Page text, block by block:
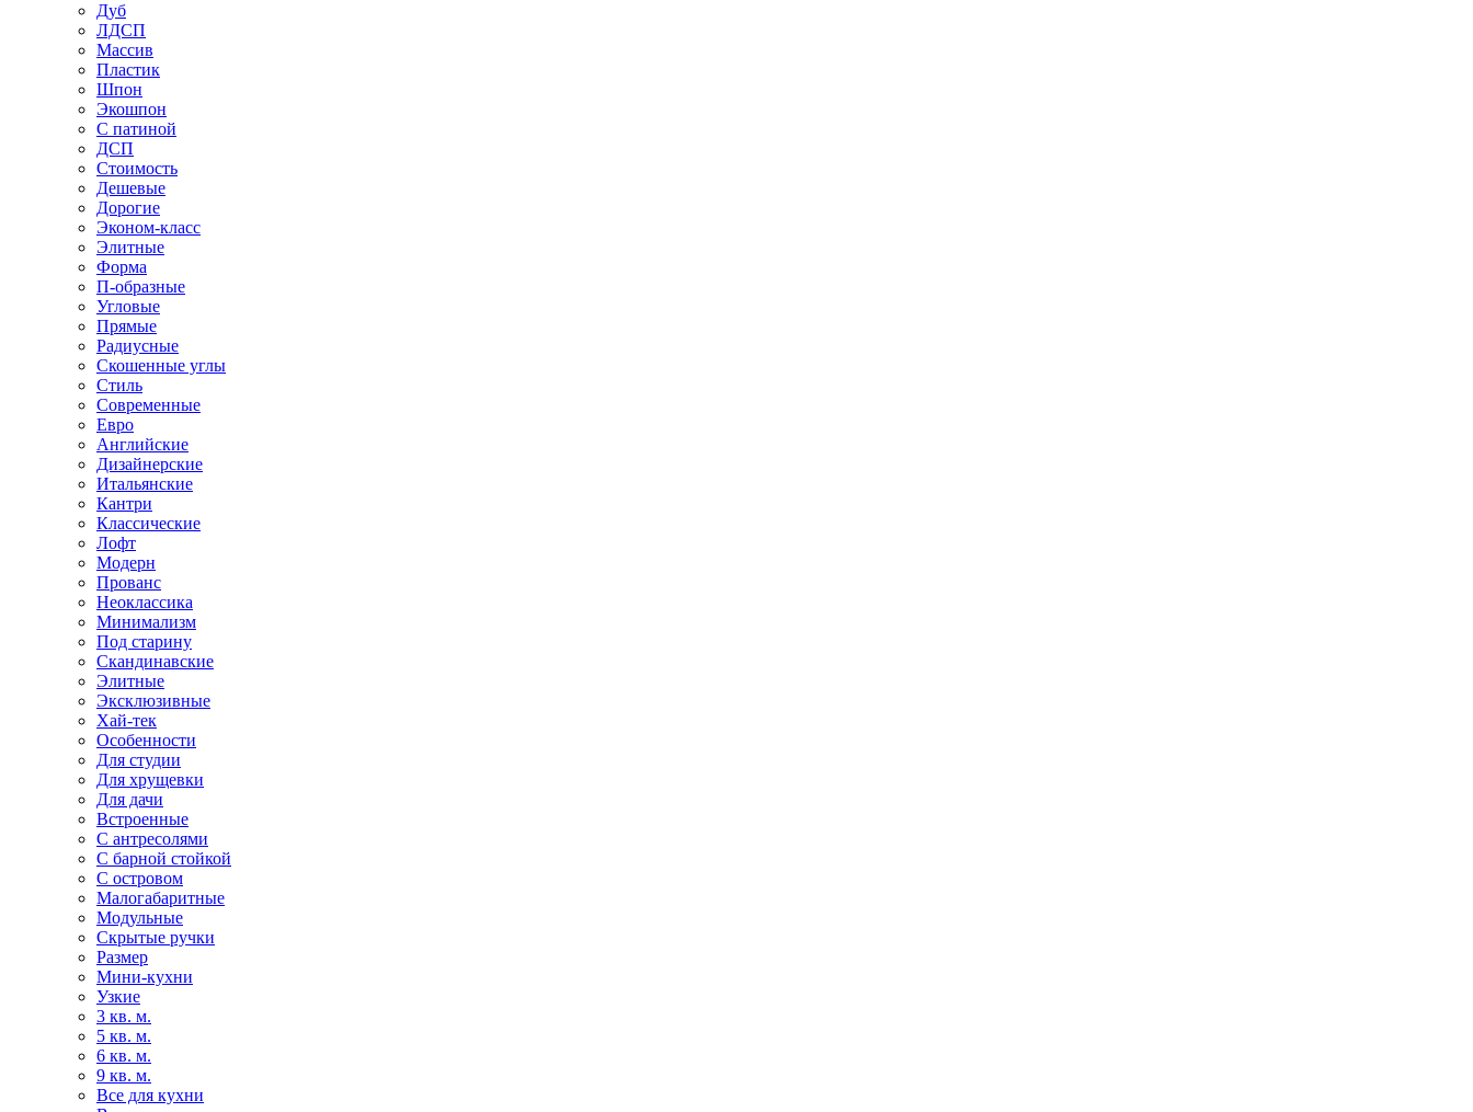
Дуб
ЛДСП
Массив
Пластик
Шпон
Экошпон
С патиной
ДСП
Стоимость
Дешевые
Дорогие
Эконом-класс
Элитные
Форма
П-образные
Угловые
Прямые
Радиусные
Скошенные углы
Стиль
Современные
Евро
Английские
Дизайнерские
Итальянские
Кантри
Классические
Лофт
Модерн
Прованс
Неоклассика
Минимализм
Под старину
Скандинавские
Элитные
Эксклюзивные
Хай-тек
Особенности
Для студии
Для хрущевки
Для дачи
Встроенные
С антресолями
С барной стойкой
С островом
Малогабаритные
Модульные
Скрытые ручки
Размер
Мини-кухни
Узкие
3 кв. м.
5 кв. м.
6 кв. м.
9 кв. м.
Все для кухни